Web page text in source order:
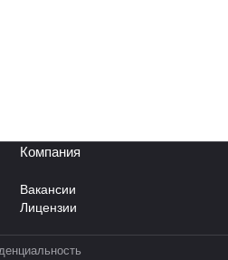
Компания
Вакансии
Лицензии